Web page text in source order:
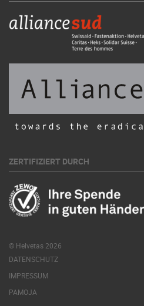
ZERTIFIZIERT DURCH
© Helvetas 2026
DATENSCHUTZ
IMPRESSUM
PAMOJA